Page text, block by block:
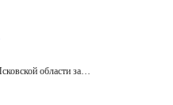
Более шести гектаров леса восстановили в Псковской области за год